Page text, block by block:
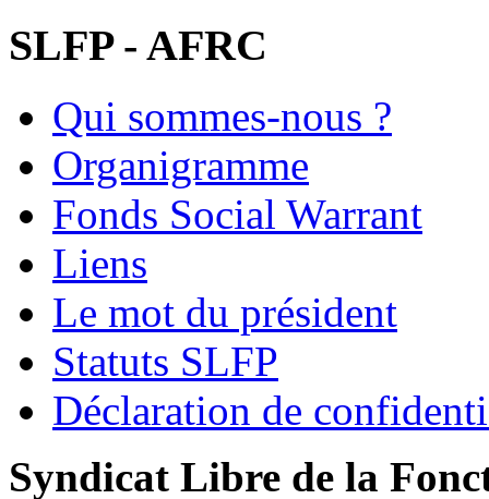
SLFP - AFRC
Qui sommes-nous ?
Organigramme
Fonds Social Warrant
Liens
Le mot du président
Statuts SLFP
Déclaration de
Syndicat Libre de la